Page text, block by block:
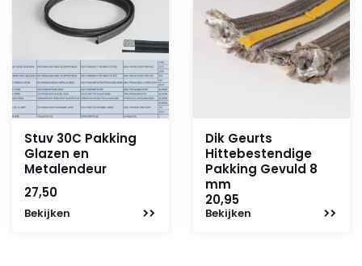
Stuv 30C Pakking
Glazen en
Metalendeur
27,50
Bekijken
Dik Geurts
Hittebestendige
Pakking Gevuld 8
mm
20,95
Bekijken